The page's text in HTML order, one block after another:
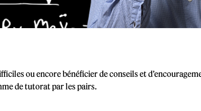
ou encore bénéficier de conseils et
de tutorat par les pairs.